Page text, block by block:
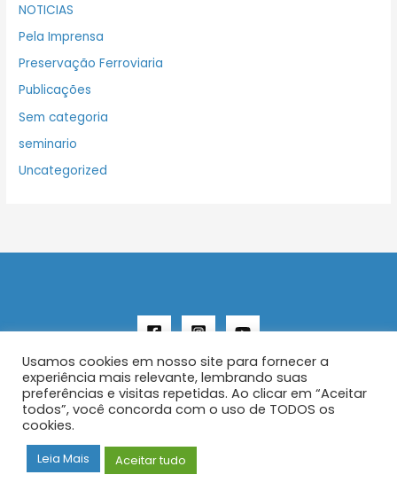
NOTICIAS
Pela Imprensa
Preservação Ferroviaria
Publicações
Sem categoria
seminario
Uncategorized
Copyright © 2026 AENFER
Construído por IurySan
Usamos cookies em nosso site para fornecer a
experiência mais relevante, lembrando suas
preferências e visitas repetidas. Ao clicar em “Aceitar
todos”, você concorda com o uso de TODOS os
cookies.
Leia Mais Aceitar tudo